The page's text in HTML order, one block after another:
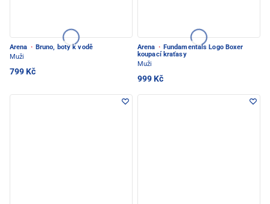
Arena · Bruno, boty k vodě
Muži
799 Kč
Arena · Fundamentals Logo Boxer
koupací kraťasy
Muži
999 Kč